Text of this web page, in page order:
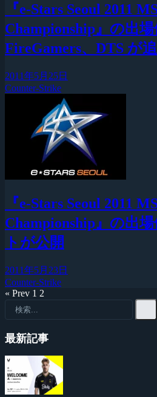
『e-Stars Seoul 2011
Championship』の出
FireGamers、DTS が
2011年5月25日
Counter-Strike
『e-Stars Seoul 2011
Championship』の出
トが公開
2011年5月23日
Counter-Strike
« Prev 1 2
最新記事